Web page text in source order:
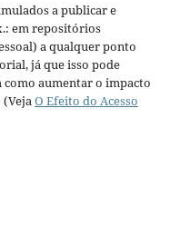
a publicar e
em repositórios
a qualquer ponto
já que isso pode
aumentar o impacto
O Efeito do Acesso